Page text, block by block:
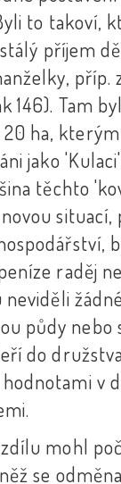
to takoví,
příjem
příp.
146).
ha,
jako
těchto
raděj
neviděli
půdy nebo
do
v
mohl
se